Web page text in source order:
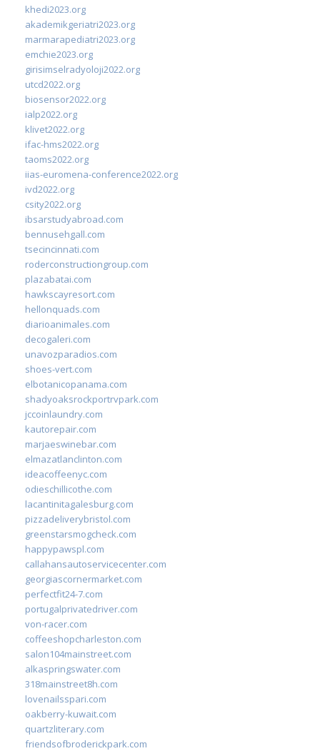
khedi2023.org
akademikgeriatri2023.org
marmarapediatri2023.org
emchie2023.org
girisimselradyoloji2022.org
utcd2022.org
biosensor2022.org
ialp2022.org
klivet2022.org
ifac-hms2022.org
taoms2022.org
iias-euromena-conference2022.org
ivd2022.org
csity2022.org
ibsarstudyabroad.com
bennusehgall.com
tsecincinnati.com
roderconstructiongroup.com
plazabatai.com
hawkscayresort.com
hellonquads.com
diarioanimales.com
decogaleri.com
unavozparadios.com
shoes-vert.com
elbotanicopanama.com
shadyoaksrockportrvpark.com
jccoinlaundry.com
kautorepair.com
marjaeswinebar.com
elmazatlanclinton.com
ideacoffeenyc.com
odieschillicothe.com
lacantinitagalesburg.com
pizzadeliverybristol.com
greenstarsmogcheck.com
happypawspl.com
callahansautoservicecenter.com
georgiascornermarket.com
perfectfit24-7.com
portugalprivatedriver.com
von-racer.com
coffeeshopcharleston.com
salon104mainstreet.com
alkaspringswater.com
318mainstreet8h.com
lovenailsspari.com
oakberry-kuwait.com
quartzliterary.com
friendsofbroderickpark.com